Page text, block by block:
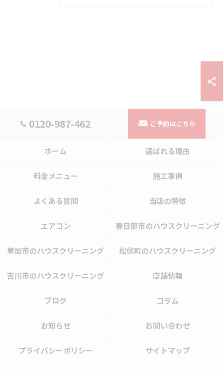
0120-987-462 ご予約はこちら
ホーム 選ばれる理由
料金メニュー 施工事例
よくある質問 当店の特徴
エアコン 春日部市のハウスクリーニング
草加市のハウスクリーニング 松伏町のハウスクリーニング
吉川市のハウスクリーニング 店舗情報
ブログ コラム
お知らせ お問い合わせ
プライバシーポリシー サイトマップ